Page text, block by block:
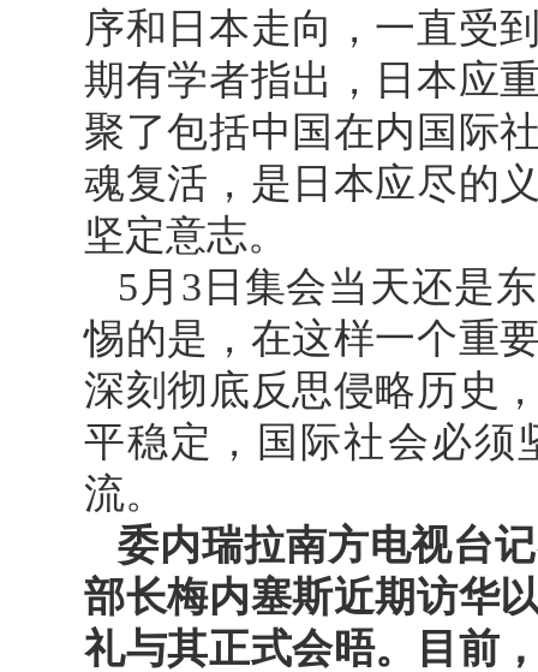
序和日本走向，一直受
期有学者指出，日本应
聚了包括中国在内国际
魂复活，是日本应尽的
坚定意志。
5月3日集会当天还是
惕的是，在这样一个重
深刻彻底反思侵略历史
平稳定，国际社会必须
流。
委内瑞拉南方电视台
部长梅内塞斯近期访华
礼与其正式会晤。目前